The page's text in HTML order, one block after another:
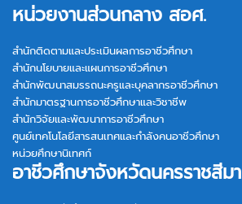
หน่วยงานส่วนกลาง สอศ.
สำนักติดตามและประเมินผลการอาชีวศึกษา
สำนักนโยบายและแผนการอาชีวศึกษา
สำนักพัฒนาสมรรถนะครูและบุคลากรอาชีวศึกษา
สำนักมาตรฐานการอาชีวศึกษาและวิชาชีพ
สำนักวิจัยและพัฒนาการอาชีวศึกษา
ศูนย์เทคโนโลยีสารสนเทศและกำลังคนอาชีวศึกษา
หน่วยศึกษานิเทศก์
อาชีวศึกษาจังหวัดนครราชสีมา